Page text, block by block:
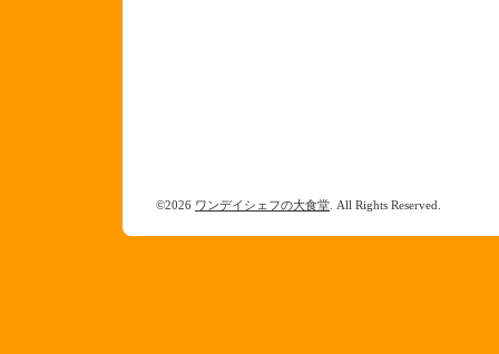
©2026 ワンデイシェフの大食堂 . All Rights Reserved.